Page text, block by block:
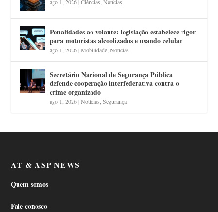
ago 1, 2026|Ciências ,Notícias
Penalidades ao volante: legislação estabelece rigor
para motoristas alcoolizados e usando celular
ago 1, 2026|Mobilidade ,Notícias
Secretário Nacional de Segurança Pública
defende cooperação interfederativa contra o
crime organizado
ago 1, 2026|Notícias ,Segurança
AT & ASP NEWS
Quem somos
Fale conosco